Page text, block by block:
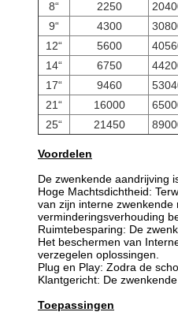
8“
2250
9“
4300
12“
5600
14“
6750
17“
9460
21“
16000
25“
21450
Voordelen
De zwenkende aandrijving
Hoge Machtsdichtheid:
van zijn interne
verminderingsverhouding
Ruimtebesparing: De
Het beschermen van
verzegelen oplossingen.
Plug en Play: Zodra de
Klantgericht: De
Toepassingen